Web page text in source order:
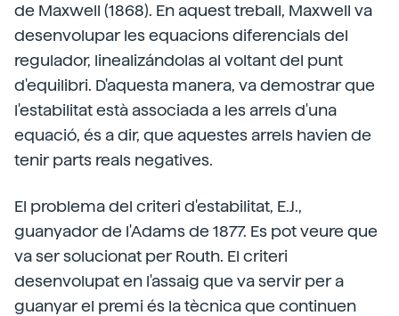
de Maxwell (1868). En aquest treball, Maxwell va
desenvolupar les equacions diferencials del
regulador, linealizándolas al voltant del punt
d'equilibri. D'aquesta manera, va demostrar que
l'estabilitat està associada a les arrels d'una
equació, és a dir, que aquestes arrels havien de
tenir parts reals negatives.
El problema del criteri d'estabilitat, E.J.,
guanyador de l'Adams de 1877. Es pot veure que
va ser solucionat per Routh. El criteri
desenvolupat en l'assaig que va servir per a
guanyar el premi és la tècnica que continuen